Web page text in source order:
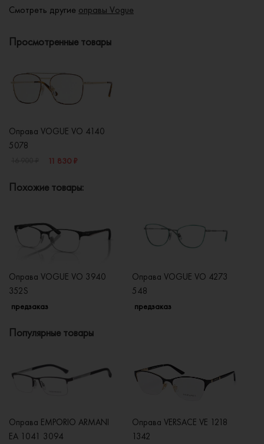
Смотреть другие оправы Vogue
Просмотренные товары
Оправа VOGUE VO 4140
5078
11 830 ₽
Похожие товары:
Оправа VOGUE VO 3940
352S
предзаказ
Оправа VOGUE VO 4273
548
предзаказ
Популярные товары
Оправа EMPORIO ARMANI
EA 1041 3094
Оправа VERSACE VE 1218
1342